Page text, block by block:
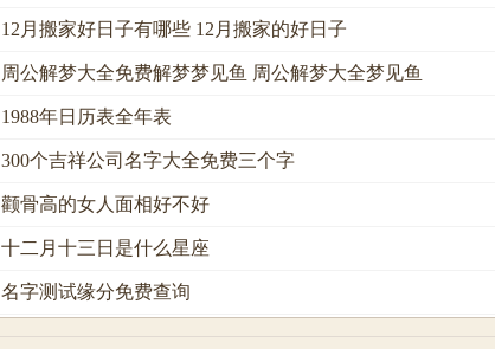
12月搬家好日子有哪些 12月搬家的好日子
周公解梦大全免费解梦梦见鱼 周公解梦大全梦见鱼
1988年日历表全年表
300个吉祥公司名字大全免费三个字
颧骨高的女人面相好不好
十二月十三日是什么星座
名字测试缘分免费查询